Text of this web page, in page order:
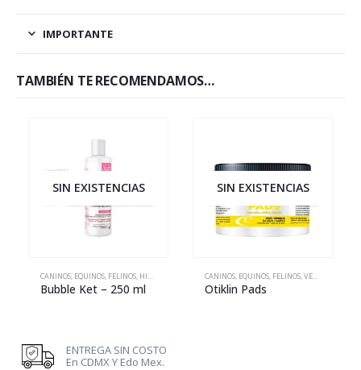
IMPORTANTE
TAMBIÉN TE RECOMENDAMOS…
SIN EXISTENCIAS
CANINOS, EQUINOS, FELINOS, HIGIENE Y ESTÉTICA ,VETERINARIA
Bubble Ket – 250 ml
SIN EXISTENCIAS
CANINOS, EQUINOS, FELINOS,VETERINARIA
Otiklin Pads
ENTREGA SIN COSTO
En CDMX Y Edo Mex.